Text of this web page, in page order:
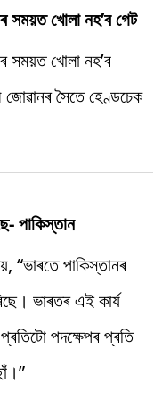
সময়ত খোলা নহ’ব গেট
সময়ত খোলা নহ’ব
জোৱানৰ সৈতে হেণ্ডচেক
পাকিস্তান
“ভাৰতে পাকিস্তানৰ
ভাৰতৰ এই কাৰ্য
পদক্ষেপৰ প্ৰতি